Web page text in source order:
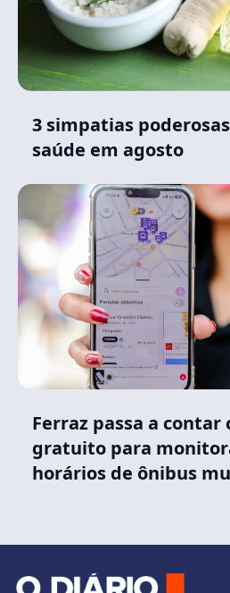
3 simpatias
saúde em agosto
Ferraz passa a
gratuito para
horários de ônibus